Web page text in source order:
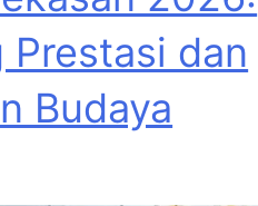
Prestasi dan
Budaya